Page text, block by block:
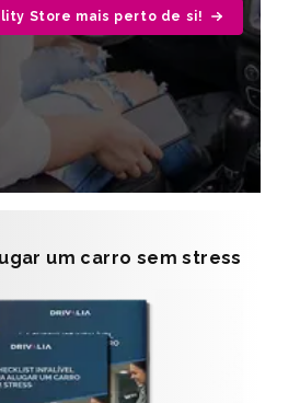
Store mais perto de si!
um carro sem stress